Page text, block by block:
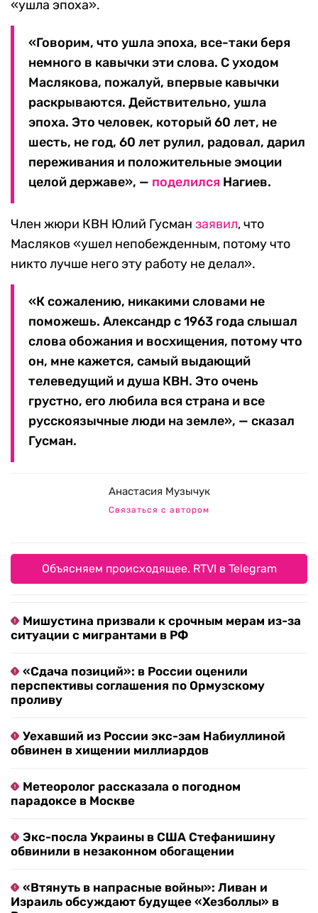
«ушла эпоха».
«Говорим, что ушла эпоха, все-таки беря
немного в кавычки эти слова. С уходом
Маслякова, пожалуй, впервые кавычки
раскрываются. Действительно, ушла
эпоха. Это человек, который 60 лет, не
шесть, не год, 60 лет рулил, радовал, дарил
переживания и положительные эмоции
целой державе», — поделился Нагиев.
Член жюри КВН Юлий Гусман заявил, что
Масляков «ушел непобежденным, потому что
никто лучше него эту работу не делал».
«К сожалению, никакими словами не
поможешь. Александр с 1963 года слышал
слова обожания и восхищения, потому что
он, мне кажется, самый выдающий
телеведущий и душа КВН. Это очень
грустно, его любила вся страна и все
русскоязычные люди на земле», — сказал
Гусман.
Анастасия Музычук
Связаться с автором
Объясняем происходящее. RTVI в Telegram
Мишустина призвали к срочным мерам из-за
ситуации с мигрантами в РФ
«Сдача позиций»: в России оценили
перспективы соглашения по Ормузскому
проливу
Уехавший из России экс-зам Набиуллиной
обвинен в хищении миллиардов
Метеоролог рассказала о погодном
парадоксе в Москве
Экс-посла Украины в США Стефанишину
обвинили в незаконном обогащении
«Втянуть в напрасные войны»: Ливан и
Израиль обсуждают будущее «Хезболлы» в